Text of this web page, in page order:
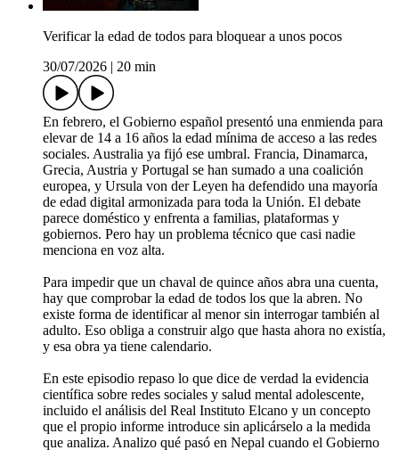
Verificar la edad de todos para bloquear a unos pocos
30/07/2026
20 min
En febrero, el Gobierno español presentó una enmienda para
elevar de 14 a 16 años la edad mínima de acceso a las redes
sociales. Australia ya fijó ese umbral. Francia, Dinamarca,
Grecia, Austria y Portugal se han sumado a una coalición
europea, y Ursula von der Leyen ha defendido una mayoría
de edad digital armonizada para toda la Unión. El debate
parece doméstico y enfrenta a familias, plataformas y
gobiernos. Pero hay un problema técnico que casi nadie
menciona en voz alta.
Para impedir que un chaval de quince años abra una cuenta,
hay que comprobar la edad de todos los que la abren. No
existe forma de identificar al menor sin interrogar también al
adulto. Eso obliga a construir algo que hasta ahora no existía,
y esa obra ya tiene calendario.
En este episodio repaso lo que dice de verdad la evidencia
científica sobre redes sociales y salud mental adolescente,
incluido el análisis del Real Instituto Elcano y un concepto
que el propio informe introduce sin aplicárselo a la medida
que analiza. Analizo qué pasó en Nepal cuando el Gobierno